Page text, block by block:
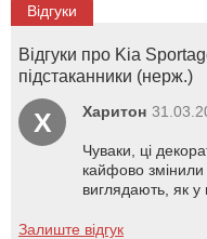
Відгуки
Відгуки про Kia
підстаканники (нерж.)
Х Харитон
Чуваки, ці
кайфово
виглядають, як
Залиште відгук